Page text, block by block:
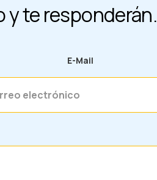
y te responderán.
E-Mail